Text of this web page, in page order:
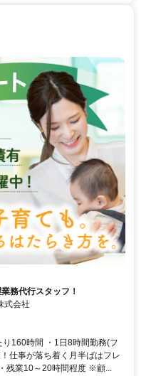
務代行スタッフ！
式会社
160時間 ・1日8時間勤務(フ
仕事が落ち着く月半ばはフレ
残業10～20時間程度 ※顧...